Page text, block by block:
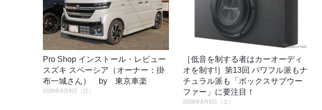
Pro Shop インストール・レビュー
スズキ スペーシア（オーナー：掛
布一城さん） by 東京車楽
2026年8月9日（日）
［低音を制する者はカーオーディ
オを制す!］第13回 パワフル派もナ
チュラル派も「ボックスサブウー
ファー」に要注目！
2026年8月8日（土）